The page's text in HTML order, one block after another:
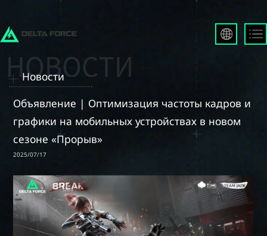
العربية
日本語
Türkçe
Новости
Объявление | Оптимизация частоты кадров и
графики на мобильных устройствах в новом
сезоне «Прорыв»
2025/07/17